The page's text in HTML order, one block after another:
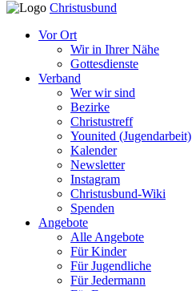
Christusbund
Vor Ort
Wir in Ihrer Nähe
Gottesdienste
Verband
Wer wir sind
Bezirke
Christustreff
Younited (Jugendarbeit)
Kalender
Newsletter
Instagram
Christusbund-Wiki
Spenden
Angebote
Alle Angebote
Für Kinder
Für Jugendliche
Für Jedermann